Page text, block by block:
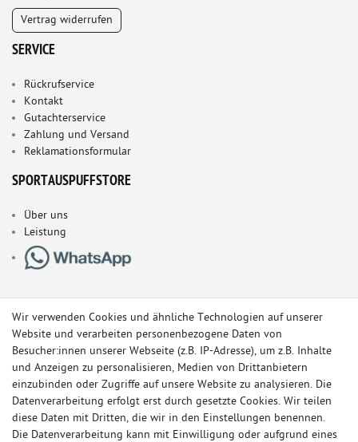
Vertrag widerrufen
SERVICE
Rückrufservice
Kontakt
Gutachterservice
Zahlung und Versand
Reklamationsformular
SPORTAUSPUFFSTORE
Über uns
Leistung
Wir verwenden Cookies und ähnliche Technologien auf unserer
Website und verarbeiten personenbezogene Daten von
Besucher:innen unserer Webseite (z.B. IP-Adresse), um z.B. Inhalte
und Anzeigen zu personalisieren, Medien von Drittanbietern
einzubinden oder Zugriffe auf unsere Website zu analysieren. Die
Datenverarbeitung erfolgt erst durch gesetzte Cookies. Wir teilen
diese Daten mit Dritten, die wir in den Einstellungen benennen.
Die Datenverarbeitung kann mit Einwilligung oder aufgrund eines